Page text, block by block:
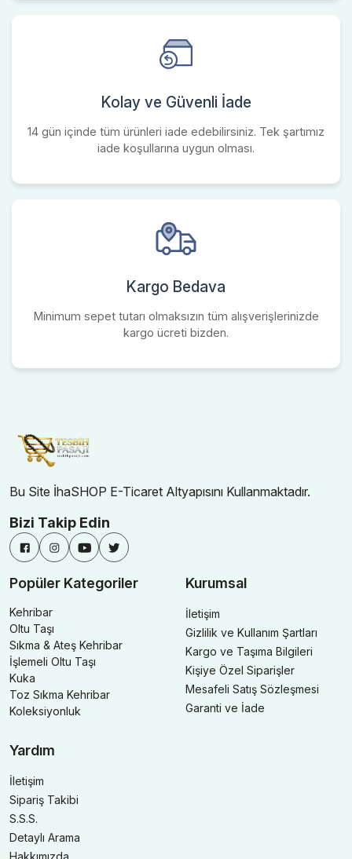
Kolay ve Güvenli İade
14 gün içinde tüm ürünleri iade edebilirsiniz. Tek şartımız
iade koşullarına uygun olması.
Kargo Bedava
Minimum sepet tutarı olmaksızın tüm alışverişlerinizde
kargo ücreti bizden.
Bu Site İhaSHOP E-Ticaret Altyapısını Kullanmaktadır.
Bizi Takip Edin
Popüler Kategoriler
Kehribar
Oltu Taşı
Sıkma & Ateş Kehribar
İşlemeli Oltu Taşı
Kuka
Toz Sıkma Kehribar
Koleksiyonluk
Kurumsal
İletişim
Gizlilik ve Kullanım Şartları
Kargo ve Taşıma Bilgileri
Kişiye Özel Siparişler
Mesafeli Satış Sözleşmesi
Garanti ve İade
Yardım
İletişim
Sipariş Takibi
S.S.S.
Detaylı Arama
Hakkımızda